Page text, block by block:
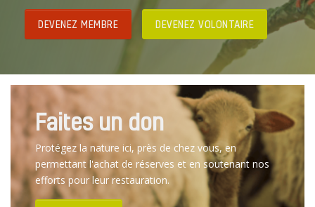
DEVENEZ MEMBRE DEVENEZ VOLONTAIRE
Faites un don
Protégez la nature ici, près de chez vous, en
permettant l'achat de réserves et en soutenant nos
efforts pour leur restauration.